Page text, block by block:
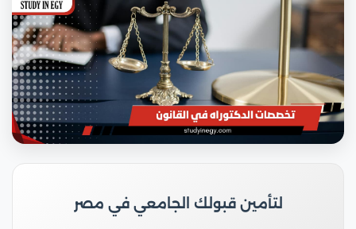
لتأمين قبولك الجامعي في مصر